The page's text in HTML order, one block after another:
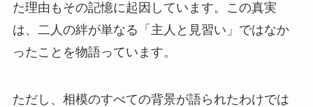
た理由もその記憶に起因しています。この真実
は、二人の絆が単なる「主人と見習い」ではなか
ったことを物語っています。
ただし、相模のすべての背景が語られたわけでは